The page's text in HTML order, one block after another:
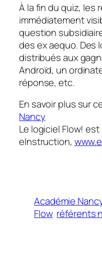
À la fin du quiz, les
immédiatement
question
des ex aequo. Des
distribués aux
Androïd, un
réponse, etc.
En savoir plus sur
Nancy
Le logiciel Flow!
eInstruction,
Académie
Flow référents